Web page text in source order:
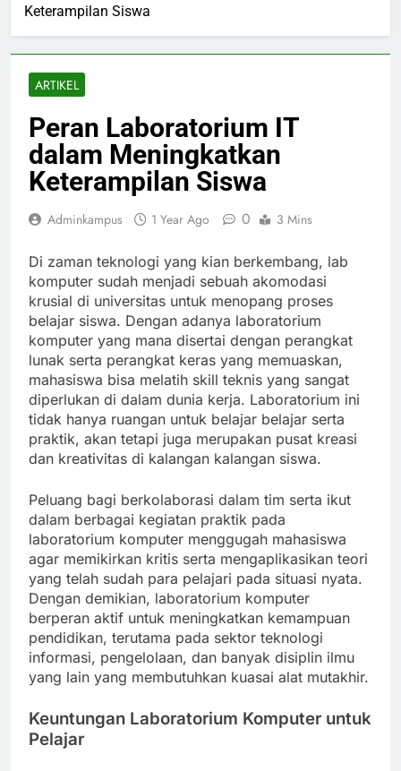
Keterampilan Siswa
ARTIKEL
Peran Laboratorium IT
dalam Meningkatkan
Keterampilan Siswa
Adminkampus 1 Year Ago 0 3 Mins
Di zaman teknologi yang kian berkembang, lab
komputer sudah menjadi sebuah akomodasi
krusial di universitas untuk menopang proses
belajar siswa. Dengan adanya laboratorium
komputer yang mana disertai dengan perangkat
lunak serta perangkat keras yang memuaskan,
mahasiswa bisa melatih skill teknis yang sangat
diperlukan di dalam dunia kerja. Laboratorium ini
tidak hanya ruangan untuk belajar belajar serta
praktik, akan tetapi juga merupakan pusat kreasi
dan kreativitas di kalangan kalangan siswa.
Peluang bagi berkolaborasi dalam tim serta ikut
dalam berbagai kegiatan praktik pada
laboratorium komputer menggugah mahasiswa
agar memikirkan kritis serta mengaplikasikan teori
yang telah sudah para pelajari pada situasi nyata.
Dengan demikian, laboratorium komputer
berperan aktif untuk meningkatkan kemampuan
pendidikan, terutama pada sektor teknologi
informasi, pengelolaan, dan banyak disiplin ilmu
yang lain yang membutuhkan kuasai alat mutakhir.
Keuntungan Laboratorium Komputer untuk
Pelajar